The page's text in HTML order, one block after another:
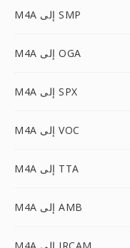
M4A إلى SMP
M4A إلى OGA
M4A إلى SPX
M4A إلى VOC
M4A إلى TTA
M4A إلى AMB